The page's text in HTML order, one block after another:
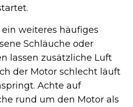
weiteres häufiges
Schläuche oder
lassen zusätzliche Luft
der Motor schlecht läuft
Achte auf
rund um den Motor als